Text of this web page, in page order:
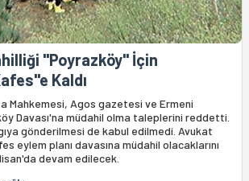
"Poyrazköy" İçin
Kaldı
Mahkemesi, Agos gazetesi ve Ermeni
Davası'na müdahil olma taleplerini reddetti.
gönderilmesi de kabul edilmedi. Avukat
eylem planı davasına müdahil olacaklarını
devam edilecek.